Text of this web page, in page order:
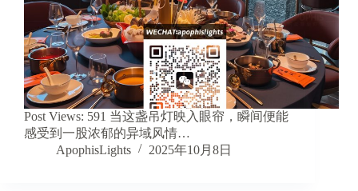
Post Views: 591 当这盏吊灯映入眼帘，瞬间便能
感受到一股浓郁的异域风情…
ApophisLights
2025年10月8日